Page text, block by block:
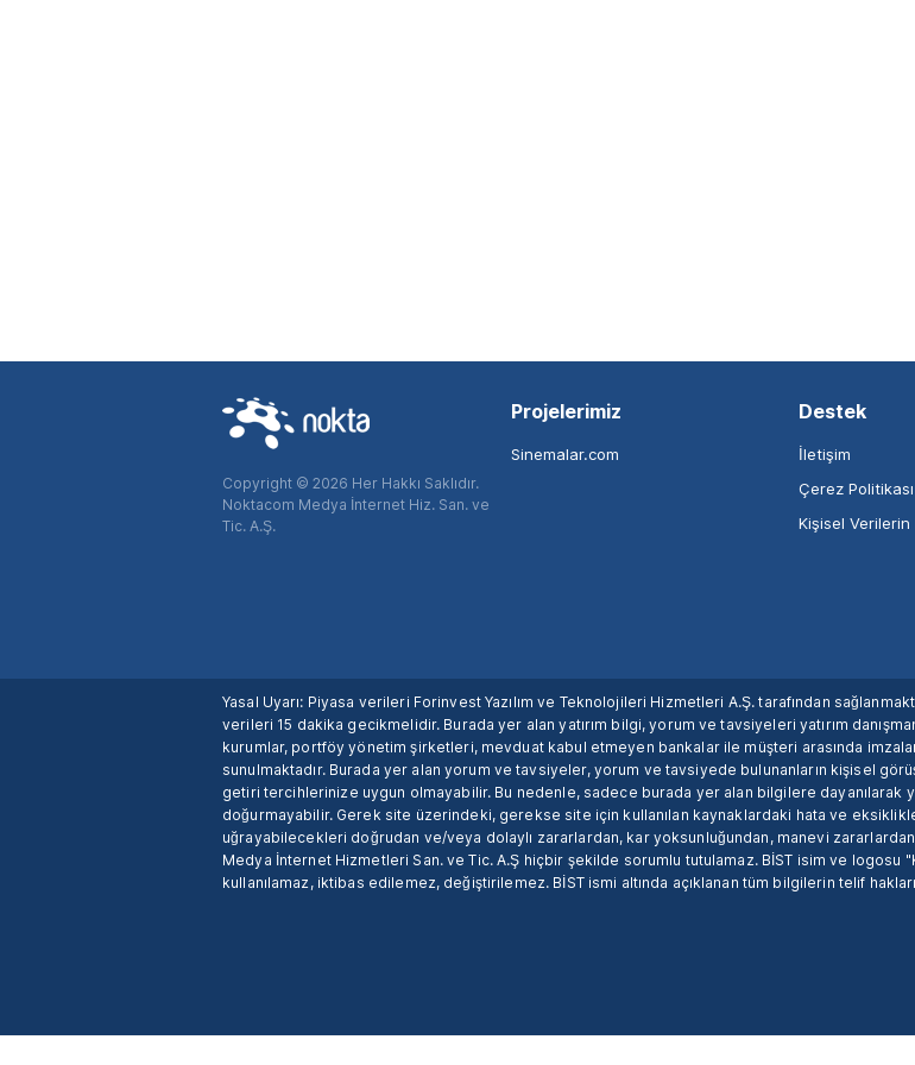
Copyright © 2026 Her Hakkı Saklıdır.
Noktacom Medya İnternet Hiz. San. ve
Tic. A.Ş.
Projelerimiz
Sinemalar.com
Destek
İletişim
Çerez Politikası
Kişisel Verilerin
Yasal Uyarı: Piyasa verileri Forinvest Yazılım ve Teknolojileri Hizmetleri A.Ş. tarafından
verileri 15 dakika gecikmelidir. Burada yer alan yatırım bilgi, yorum ve tavsiyeleri yatırım
kurumlar, portföy yönetim şirketleri, mevduat kabul etmeyen bankalar ile müşteri arasında
sunulmaktadır. Burada yer alan yorum ve tavsiyeler, yorum ve tavsiyede bulunanların kişisel
getiri tercihlerinize uygun olmayabilir. Bu nedenle, sadece burada yer alan bilgilere dayanılarak
doğurmayabilir. Gerek site üzerindeki, gerekse site için kullanılan kaynaklardaki hata ve
uğrayabilecekleri doğrudan ve/veya dolaylı zararlardan, kar yoksunluğundan, manevi
Medya İnternet Hizmetleri San. ve Tic. A.Ş hiçbir şekilde sorumlu tutulamaz. BİST isim ve logosu
kullanılamaz, iktibas edilemez, değiştirilemez. BİST ismi altında açıklanan tüm bilgilerin telif